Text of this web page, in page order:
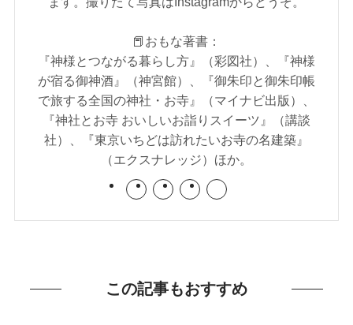
📕おもな著書：
『神様とつながる暮らし方』（彩図社）、『神様
が宿る御神酒』（神宮館）、『御朱印と御朱印帳
で旅する全国の神社・お寺』（マイナビ出版）、
『神社とお寺 おいしいお詣りスイーツ』（講談
社）、『東京いちどは訪れたいお寺の名建築』
（エクスナレッジ）ほか。
この記事もおすすめ